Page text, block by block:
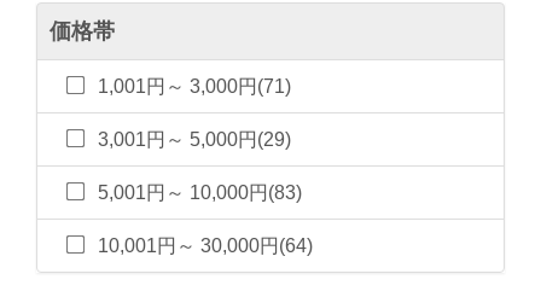
価格帯
1,001円～ 3,000円(71)
3,001円～ 5,000円(29)
5,001円～ 10,000円(83)
10,001円～ 30,000円(64)